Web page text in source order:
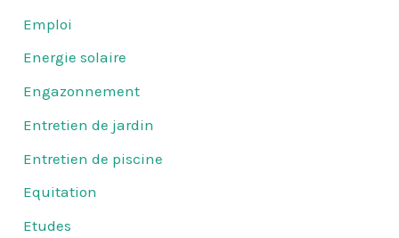
Emploi
Energie solaire
Engazonnement
Entretien de jardin
Entretien de piscine
Equitation
Etudes